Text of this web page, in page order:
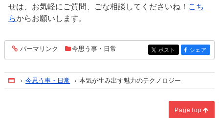
せは、お気軽にご質問、ごな相談してくださいね！ こち
らからお願いします。
entry842
パーマリンク 今思う事・日常 entry842
ポスト entry842
シェア
Home
今思う事・日常 本気が生み出す魅力のテクノロジー
PageTop